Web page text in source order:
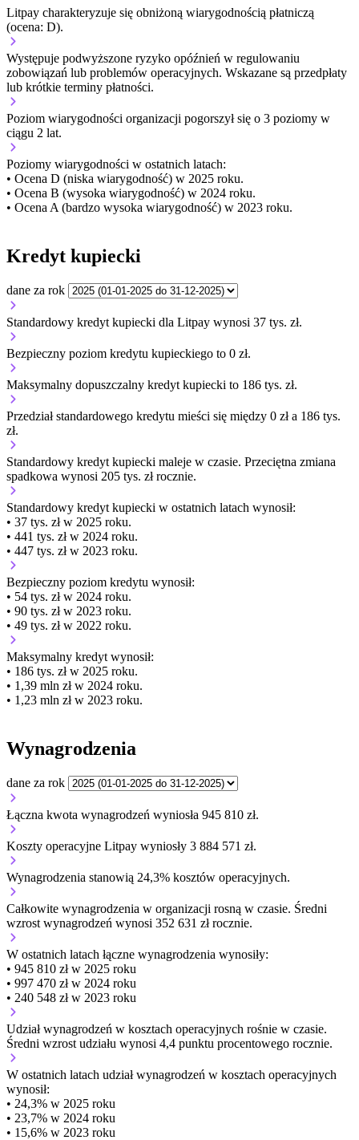
Litpay charakteryzuje się obniżoną wiarygodnością płatniczą
(ocena: D).
Występuje podwyższone ryzyko opóźnień w regulowaniu
zobowiązań lub problemów operacyjnych. Wskazane są przedpłaty
lub krótkie terminy płatności.
Poziom wiarygodności organizacji pogorszył się o 3 poziomy w
ciągu 2 lat.
Poziomy wiarygodności w ostatnich latach:
• Ocena D (niska wiarygodność) w 2025 roku.
• Ocena B (wysoka wiarygodność) w 2024 roku.
• Ocena A (bardzo wysoka wiarygodność) w 2023 roku.
Kredyt kupiecki
dane za rok
Standardowy kredyt kupiecki dla Litpay wynosi 37 tys. zł.
Bezpieczny poziom kredytu kupieckiego to 0 zł.
Maksymalny dopuszczalny kredyt kupiecki to 186 tys. zł.
Przedział standardowego kredytu mieści się między 0 zł a 186 tys.
zł.
Standardowy kredyt kupiecki maleje w czasie. Przeciętna zmiana
spadkowa wynosi 205 tys. zł rocznie.
Standardowy kredyt kupiecki w ostatnich latach wynosił:
• 37 tys. zł w 2025 roku.
• 441 tys. zł w 2024 roku.
• 447 tys. zł w 2023 roku.
Bezpieczny poziom kredytu wynosił:
• 54 tys. zł w 2024 roku.
• 90 tys. zł w 2023 roku.
• 49 tys. zł w 2022 roku.
Maksymalny kredyt wynosił:
• 186 tys. zł w 2025 roku.
• 1,39 mln zł w 2024 roku.
• 1,23 mln zł w 2023 roku.
Wynagrodzenia
dane za rok
Łączna kwota wynagrodzeń wyniosła 945 810 zł.
Koszty operacyjne Litpay wyniosły 3 884 571 zł.
Wynagrodzenia stanowią 24,3% kosztów operacyjnych.
Całkowite wynagrodzenia w organizacji rosną w czasie. Średni
wzrost wynagrodzeń wynosi 352 631 zł rocznie.
W ostatnich latach łączne wynagrodzenia wynosiły:
• 945 810 zł w 2025 roku
• 997 470 zł w 2024 roku
• 240 548 zł w 2023 roku
Udział wynagrodzeń w kosztach operacyjnych rośnie w czasie.
Średni wzrost udziału wynosi 4,4 punktu procentowego rocznie.
W ostatnich latach udział wynagrodzeń w kosztach operacyjnych
wynosił:
• 24,3% w 2025 roku
• 23,7% w 2024 roku
• 15,6% w 2023 roku